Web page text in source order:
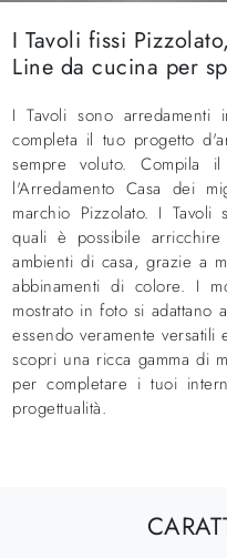
I Tavoli fissi
Line da cucina per
I Tavoli sono arredamenti
completa il tuo progetto
sempre voluto. Compila
l'Arredamento Casa dei
marchio Pizzolato. I
quali è possibile
ambienti di casa, grazie a
abbinamenti di colore. I
mostrato in foto si adattano
essendo veramente
scopri una ricca gamma di
per completare i tuoi
progettualità.